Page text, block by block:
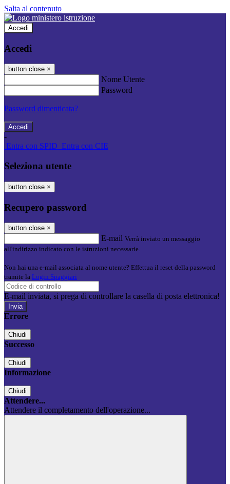
Salta al contenuto
Accedi
Accedi
button close ×
Nome Utente
Password
Password dimenticata?
-
Entra con SPID Entra con CIE
Seleziona utente
button close ×
Recupero password
button close ×
E-mail Verrà inviato un messaggio
all'indirizzo indicato con le istruzioni necessarie.
Non hai una e-mail associata al nome utente? Effettua il reset della password
tramite la Login Spaggiari
E-mail inviata, si prega di controllare la casella di posta elettronica!
Errore
Chiudi
Successo
Chiudi
Informazione
Chiudi
Attendere...
Attendere il completamento dell'operazione...